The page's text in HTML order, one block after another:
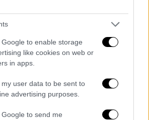
to enable storage
like cookies on web or
in apps.
user data to be sent to
advertising purposes.
to send me